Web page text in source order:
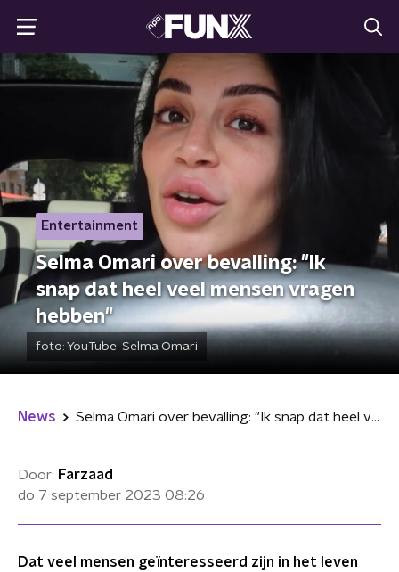
Entertainment
Selma Omari over bevalling: "Ik
snap dat heel veel mensen vragen
hebben"
foto: YouTube: Selma Omari
News Selma Omari over bevalling: "Ik snap dat heel veel mensen vragen hebben"
Door: Farzaad
do 7 september 2023 08:26
Dat veel mensen geïnteresseerd zijn in het leven